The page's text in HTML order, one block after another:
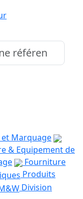
Marquage
& Equipement de
Fourniture
Produits
Division